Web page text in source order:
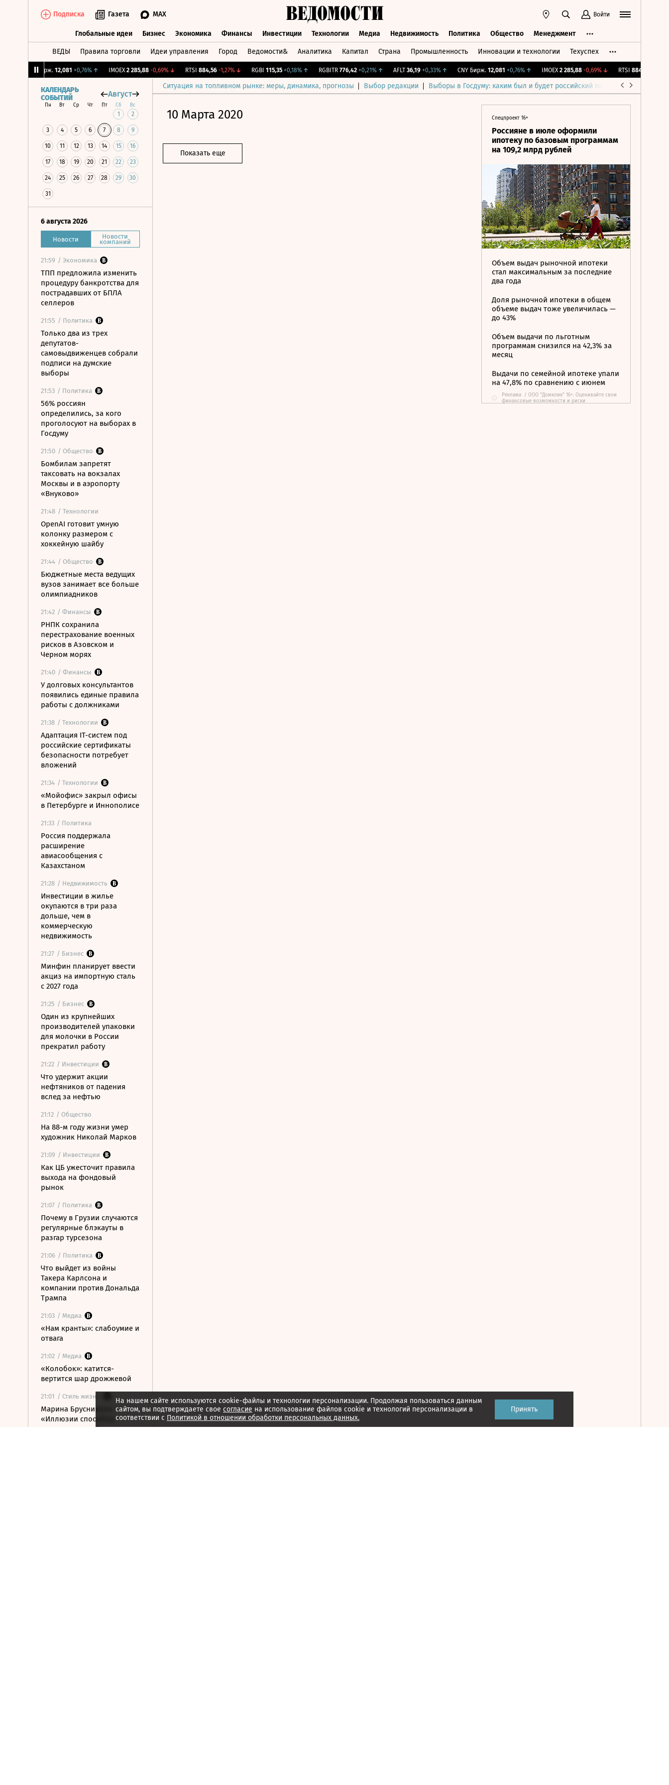
Подписка Газета MAX Войти
Глобальные идеи Бизнес Экономика Финансы Инвестиции Технологии Медиа Недвижимость Политика Общество Менеджмент
ВЕДЫ Правила торговли Идеи управления Город Ведомости& Аналитика Капитал Страна Промышленность Инновации и технологии Техуспех
12,081 +0,76%↑ IMOEX 2 285,88 -0,69%↓ RTSI 884,56 -1,27%↓ RGBI 115,35 +0,18%↑ RGBITR 776,42 +0,21%↑ AFLT 36,19 +0,33%↑ CNY Бирж. 12,081 +0,76%↑ IMOEX 2 285,88 -0,69%↓ RTSI 884,56
Ситуация на топливном рынке: меры, динамика, прогнозы Выбор редакции Выборы в Госдуму: каким был и будет российский парламент
КАЛЕНДАРЬ
СОБЫТИЙ
Август
Пн Вт Ср Чт Пт Сб Вс
1 2
3 4 5 6 7 8 9
10 11 12 13 14 15 16
17 18 19 20 21 22 23
24 25 26 27 28 29 30
31
6 августа 2026
Новости Новости
компаний
21:59 / Экономика
ТПП предложила изменить
процедуру банкротства для
пострадавших от БПЛА
селлеров
21:55 / Политика
Только два из трех
депутатов-
самовыдвиженцев собрали
подписи на думские
выборы
21:53 / Политика
56% россиян
определились, за кого
проголосуют на выборах в
Госдуму
21:50 / Общество
Бомбилам запретят
таксовать на вокзалах
Москвы и в аэропорту
«Внуково»
21:48 / Технологии
OpenAI готовит умную
колонку размером с
хоккейную шайбу
21:44 / Общество
Бюджетные места ведущих
вузов занимает все больше
олимпиадников
21:42 / Финансы
РНПК сохранила
перестрахование военных
рисков в Азовском и
Черном морях
21:40 / Финансы
У долговых консультантов
появились единые правила
работы с должниками
21:38 / Технологии
Адаптация IT-систем под
российские сертификаты
безопасности потребует
вложений
21:34 / Технологии
«Мойофис» закрыл офисы
в Петербурге и Иннополисе
21:33 / Политика
Россия поддержала
расширение
авиасообщения с
Казахстаном
21:28 / Недвижимость
Инвестиции в жилье
окупаются в три раза
дольше, чем в
коммерческую
недвижимость
21:27 / Бизнес
Минфин планирует ввести
акциз на импортную сталь
с 2027 года
21:25 / Бизнес
Один из крупнейших
производителей упаковки
для молочки в России
прекратил работу
21:22 / Инвестиции
Что удержит акции
нефтяников от падения
вслед за нефтью
21:12 / Общество
На 88-м году жизни умер
художник Николай Марков
21:09 / Инвестиции
Как ЦБ ужесточит правила
выхода на фондовый
рынок
21:07 / Политика
Почему в Грузии случаются
регулярные блэкауты в
разгар турсезона
21:06 / Политика
Что выйдет из войны
Такера Карлсона и
компании против Дональда
Трампа
21:03 / Медиа
«Нам кранты»: слабоумие и
отвага
21:02 / Медиа
«Колобок»: катится-
вертится шар дрожжевой
21:01 / Стиль жизни
Марина Брусникина:
«Иллюзии способны
влиять на людей»
10 Марта 2020
Показать еще
Спецпроект 16+
Россияне в июле оформили
ипотеку по базовым программам
на 109,2 млрд рублей
Объем выдач рыночной ипотеки
стал максимальным за последние
два года
Доля рыночной ипотеки в общем
объеме выдач тоже увеличилась —
до 43%
Объем выдачи по льготным
программам снизился на 42,3% за
месяц
Выдачи по семейной ипотеке упали
на 47,8% по сравнению с июнем
Реклама / ООО "Домклик" 16+. Оценивайте свои
финансовые возможности и риски
На нашем сайте используются cookie-файлы и технологии персонализации. Продолжая пользоваться данным
сайтом, вы подтверждаете свое согласие на использование файлов cookie и технологий персонализации в
соответствии с Политикой в отношении обработки персональных данных.
Принять